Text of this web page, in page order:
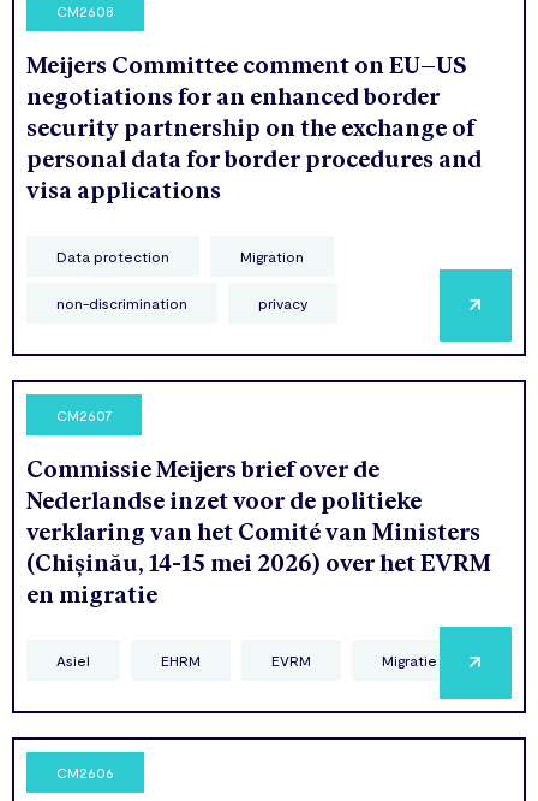
CM2608
Meijers Committee comment on EU–US
negotiations for an enhanced border
security partnership on the exchange of
personal data for border procedures and
visa applications
Data protection Migration
non-discrimination privacy
CM2607
Commissie Meijers brief over de
Nederlandse inzet voor de politieke
verklaring van het Comité van Ministers
(Chișinău, 14-15 mei 2026) over het EVRM
en migratie
Asiel EHRM EVRM Migratie
CM2606